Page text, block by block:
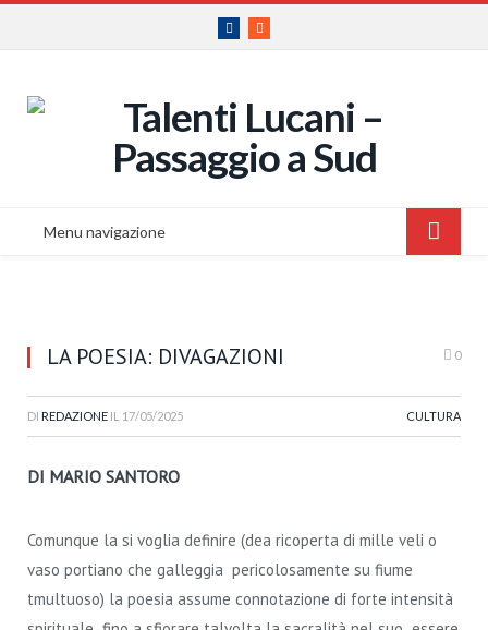
Facebook
RSS
Menu navigazione
LA POESIA: DIVAGAZIONI 0
DI REDAZIONE IL 17/05/2025 CULTURA
DI MARIO SANTORO
Comunque la si voglia definire (dea ricoperta di mille veli o
vaso portiano che galleggia pericolosamente su fiume
tmultuoso) la poesia assume connotazione di forte intensità